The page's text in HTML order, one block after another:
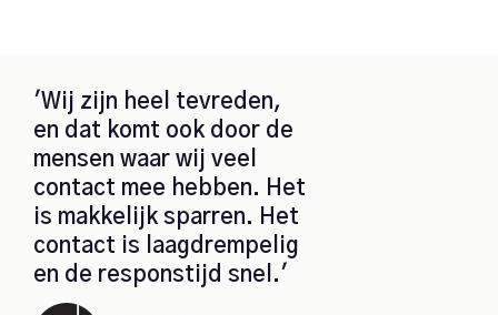
'Wij zijn heel tevreden,
en dat komt ook door de
mensen waar wij veel
contact mee hebben. Het
is makkelijk sparren. Het
contact is laagdrempelig
en de responstijd snel.'